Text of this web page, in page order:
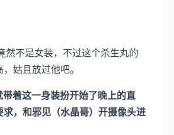
然不是女装，不过这个杀生丸的
姑且放过他吧。
带着这一身装扮开始了晚上的直
求，和邪见（水晶哥）开摄像头进